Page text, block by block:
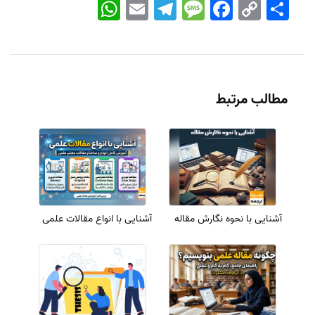
WhatsApp EmailTelegramMessageFacebook Copy
Link
اشتراک
مطالب مرتبط
آشنایی با نحوه نگارش مقاله آشنایی با انواع مقالات علمی